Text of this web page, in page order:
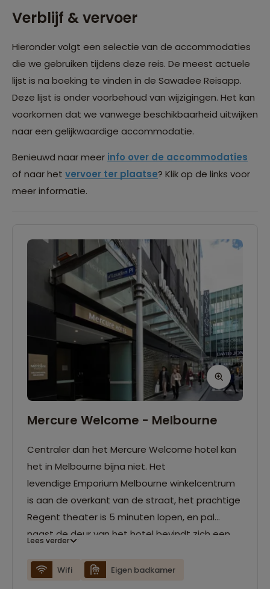
Verblijf & vervoer
Hieronder volgt een selectie van de accommodaties
die we gebruiken tijdens deze reis. De meest actuele
lijst is na boeking te vinden in de Sawadee Reisapp.
Deze lijst is onder voorbehoud van wijzigingen. Het kan
voorkomen dat we vanwege beschikbaarheid uitwijken
naar een gelijkwaardige accommodatie.
Benieuwd naar meer info over de accommodaties
of naar het vervoer ter plaatse? Klik op de links voor
meer informatie.
Mercure Welcome - Melbourne
Centraler dan het Mercure Welcome hotel kan
het in Melbourne bijna niet. Het
levendige Emporium Melbourne winkelcentrum
is aan de overkant van de straat, het prachtige
Regent theater is 5 minuten lopen, en pal
naast de deur van het hotel bevindt zich een
beschikking is. De kamer waarin je zult slapen
Lees verder
Wifi Eigen badkamer